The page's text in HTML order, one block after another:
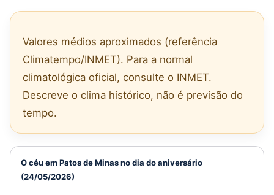
Valores médios aproximados (referência
Climatempo/INMET). Para a normal
climatológica oficial, consulte o INMET.
Descreve o clima histórico, não é previsão do
tempo.
O céu em Patos de Minas no dia do aniversário
(24/05/2026)